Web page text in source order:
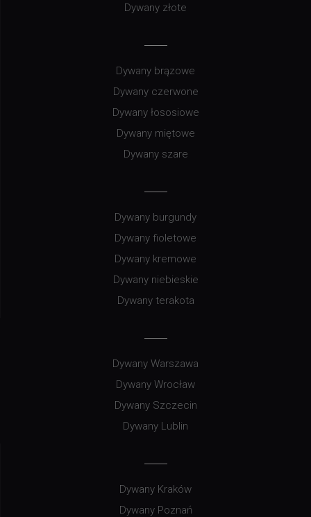
Dywany złote
Dywany brązowe
Dywany czerwone
Dywany łososiowe
Dywany miętowe
Dywany szare
Dywany burgundy
Dywany fioletowe
Dywany kremowe
Dywany niebieskie
Dywany terakota
Dywany Warszawa
Dywany Wrocław
Dywany Szczecin
Dywany Lublin
Dywany Kraków
Dywany Poznań